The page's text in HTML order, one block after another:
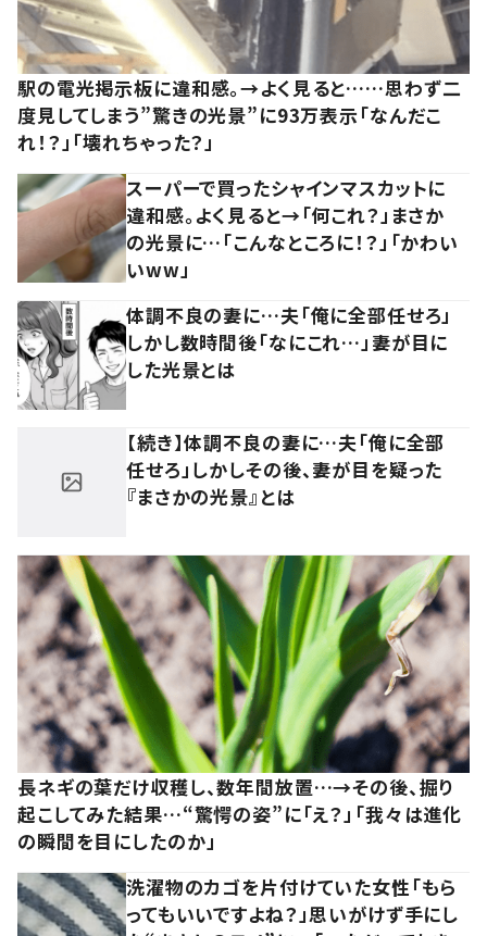
駅の電光掲示板に違和感。→よく見ると……思わず二
度見してしまう”驚きの光景”に93万表示「なんだこ
れ！？」「壊れちゃった？」
スーパーで買ったシャインマスカットに
違和感。よく見ると→「何これ？」まさか
の光景に…「こんなところに！？」「かわい
いww」
体調不良の妻に…夫「俺に全部任せろ」
しかし数時間後「なにこれ…」妻が目に
した光景とは
【続き】体調不良の妻に…夫「俺に全部
任せろ」しかしその後、妻が目を疑った
『まさかの光景』とは
長ネギの葉だけ収穫し、数年間放置…→その後、掘り
起こしてみた結果…“驚愕の姿”に「え？」「我々は進化
の瞬間を目にしたのか」
洗濯物のカゴを片付けていた女性「もら
ってもいいですよね？」思いがけず手にし